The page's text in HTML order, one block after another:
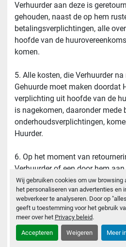
Wij gebruiken cookies om uw browsing
het personaliseren van advertenties en
webverkeer te analyseren. Door op
geeft u toestemming voor het gebruik
meer over het Privacy beleid.
Accepteren Weigeren Meer
Verhuurder aan deze is
gehouden, naast de op hem
betalingsverplichtingen, alle
hoofde van de
komen.
5. Alle kosten, die Verhuurder
Gehuurde moet maken doordat
verplichting uit hoofde van de
is nagekomen, daaronder mede
onderhoudsverplichtingen,
Huurder.
6. Op het moment van
Verhuurder of een door hem
verslag worden opgemaakt
van het Gehuurde. Dit verslag
geschillen als bewijs dienen
gehuurde zich bevond bij
Gehuurde door Huurder aan
die normale slijtage te boven